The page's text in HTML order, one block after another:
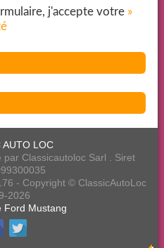
j'accepte votre »
AUTO LOC
Classicautoloc Sarl . Siret
- Copyright © ClassicAutoLoc
2026
Ford Mustang